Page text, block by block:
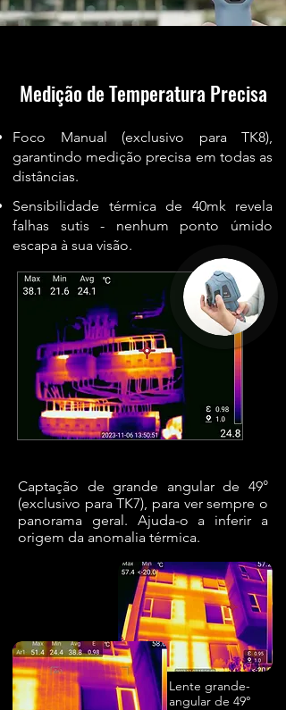
Medição de Temperatura Precisa
Foco Manual (exclusivo para TK8),
garantindo medição precisa em todas as
distâncias.
Sensibilidade térmica de 40mk revela
falhas sutis - nenhum ponto úmido
escapa à sua visão.
Captação de grande angular de 49°
(exclusivo para TK7), para ver sempre o
panorama geral. Ajuda-o a inferir a
origem da anomalia térmica.
Lente grande-
angular de 49°